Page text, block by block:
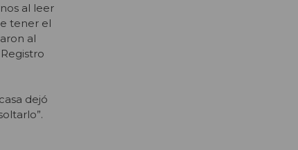
al leer
tener el
al
dejó